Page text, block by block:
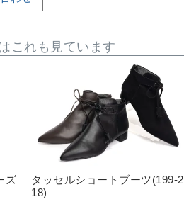
これも見ています
ズ
タッセルショートブーツ(199-2
18)